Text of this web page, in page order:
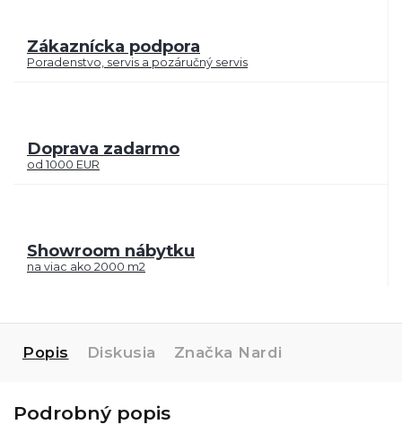
Zákaznícka podpora
Poradenstvo, servis a pozáručný servis
Doprava zadarmo
od 1000 EUR
Showroom nábytku
na viac ako 2000 m2
Popis Diskusia Značka Nardi
Podrobný popis